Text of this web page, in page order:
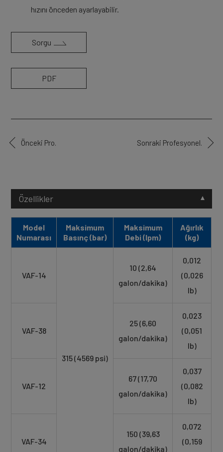
hızını önceden ayarlayabilir.
Sorgu
PDF
Önceki Pro. Sonraki Profesyonel.
Özellikler
Model
Numarası
Maksimum
Basınç (bar)
Maksimum
Debi (lpm)
Ağırlık
(kg)
VAF-14
315 (4569 psi)
10 (2,64
galon/dakika)
0,012
(0,026
lb)
VAF-38
25 (6,60
galon/dakika)
0,023
(0,051
lb)
VAF-12
67 (17,70
galon/dakika)
0,037
(0,082
lb)
VAF-34
150 (39,63
galon/dakika)
0,072
(0,159